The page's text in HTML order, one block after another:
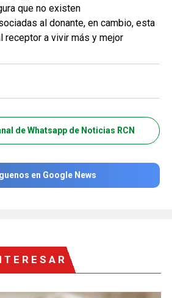
que no existen
al donante, en cambio, esta
receptor a vivir más y mejor
de Whatsapp de Noticias RCN
en Google News